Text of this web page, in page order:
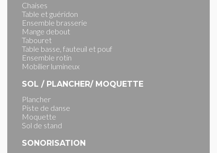
Chaises
Table et guéridon
Ensemble brasserie
Mange debout
Tabouret
Table basse, fauteuil et pouf
Ensemble rotin
Mobilier lumineux
SOL / PLANCHER/ MOQUETTE
Plancher
Piste de danse
Moquette
Sol de stand
SONORISATION